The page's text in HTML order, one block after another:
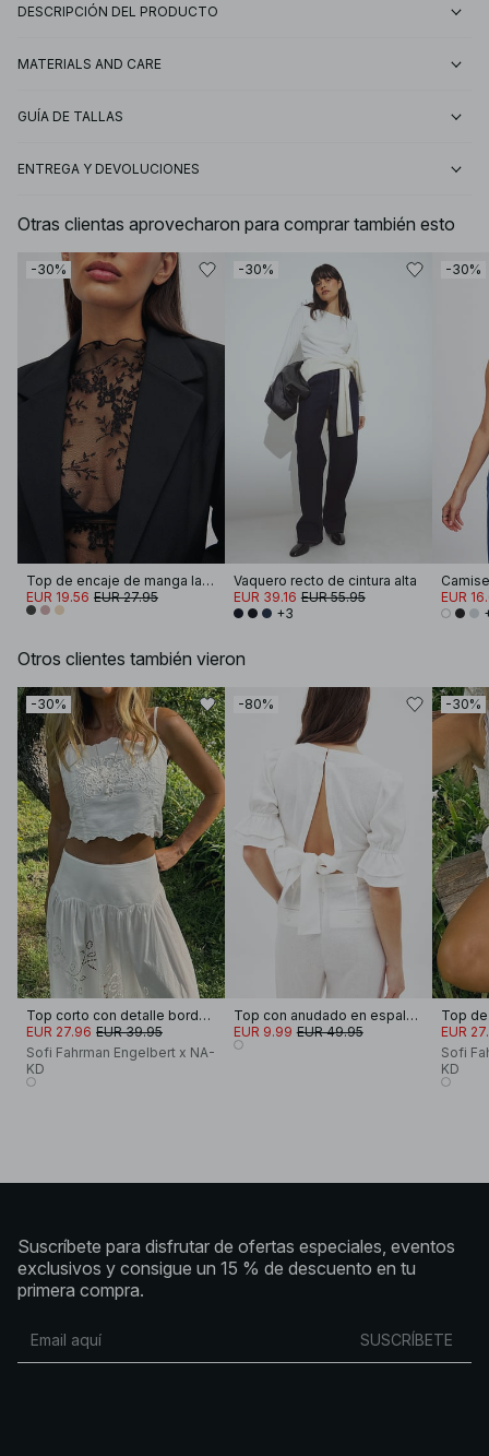
DESCRIPCIÓN DEL PRODUCTO
MATERIALS AND CARE
GUÍA DE TALLAS
ENTREGA Y DEVOLUCIONES
Otras clientas aprovecharon para comprar también esto
-30%
Top de encaje de manga larga
EUR 19.56 EUR 27.95
-30%
Vaquero recto de cintura alta
EUR 39.16 EUR 55.95
+3
-30%
EUR
Otros clientes también vieron
-30%
Top corto con detalle bordado
EUR 27.96 EUR 39.95
Sofi Fahrman Engelbert x NA-
KD
-80%
Top con anudado en espalda hecho de material de lino
EUR 9.99 EUR 49.95
-30%
EUR
Sofi
KD
Suscríbete para disfrutar de ofertas especiales, eventos
exclusivos y consigue un 15 % de descuento en tu
primera compra.
SUSCRÍBETE